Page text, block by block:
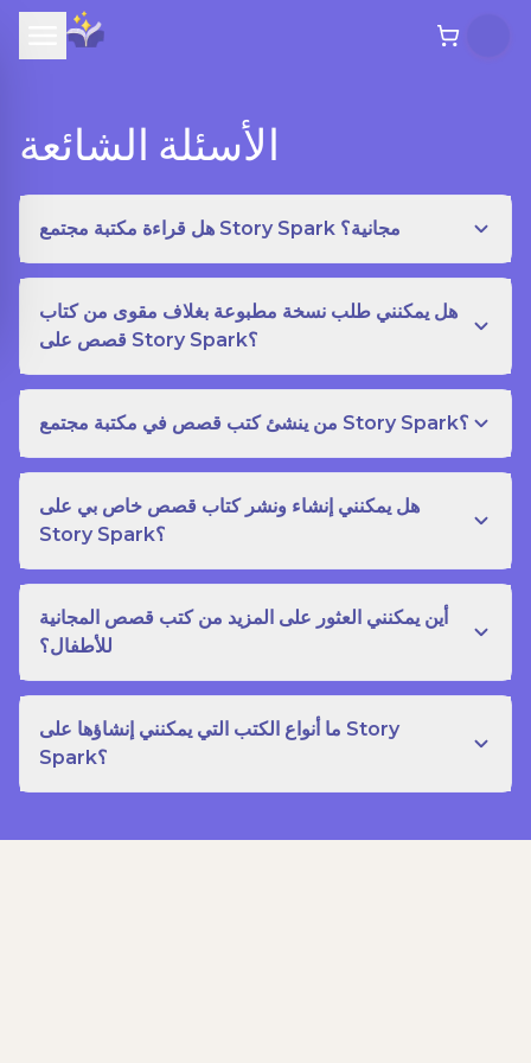
الأسئلة الشائعة
هل قراءة مكتبة مجتمع Story Spark مجانية؟
هل يمكنني طلب نسخة مطبوعة بغلاف مقوى من كتاب
قصص على Story Spark؟
من ينشئ كتب قصص في مكتبة مجتمع Story Spark؟
هل يمكنني إنشاء ونشر كتاب قصص خاص بي على
Story Spark؟
أين يمكنني العثور على المزيد من كتب قصص المجانية
للأطفال؟
ما أنواع الكتب التي يمكنني إنشاؤها على Story
Spark؟